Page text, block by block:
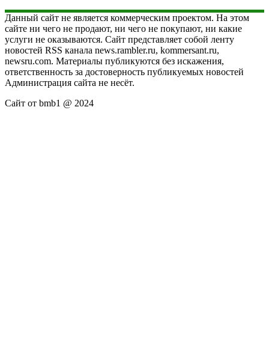
Данный сайт не является коммерческим проектом. На этом
сайте ни чего не продают, ни чего не покупают, ни какие
услуги не оказываются. Сайт представляет собой ленту
новостей RSS канала news.rambler.ru, kommersant.ru,
newsru.com. Материалы публикуются без искажения,
ответственность за достоверность публикуемых новостей
Администрация сайта не несёт.
Сайт от bmb1 @ 2024